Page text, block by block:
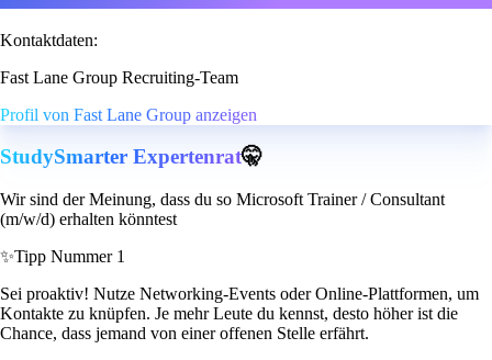
Kontaktdaten:
Fast Lane Group Recruiting-Team
Profil von Fast Lane Group anzeigen
StudySmarter Expertenrat🤫
Wir sind der Meinung, dass du so Microsoft Trainer / Consultant
(m/w/d) erhalten könntest
✨Tipp Nummer 1
Sei proaktiv! Nutze Networking-Events oder Online-Plattformen, um
Kontakte zu knüpfen. Je mehr Leute du kennst, desto höher ist die
Chance, dass jemand von einer offenen Stelle erfährt.